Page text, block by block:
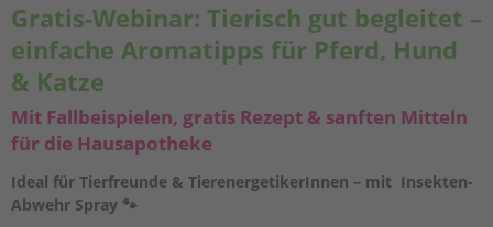
Gratis-Webinar: Tierisch gut begleitet –
einfache Aromatipps für Pferd, Hund
& Katze
Mit Fallbeispielen, gratis Rezept & sanften Mitteln
für die Hausapotheke
Ideal für Tierfreunde & TierenergetikerInnen – mit Insekten-
Abwehr Spray 🐾